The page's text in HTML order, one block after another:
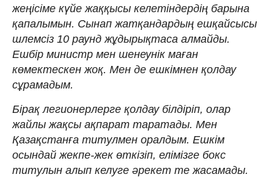
жеңісіме күйе жаққысы келетіндердің барына
қапалымын. Сынап жатқандардың ешқайсысы
шлемсіз 10 раунд жұдырықтаса алмайды.
Ешбір министр мен шенеунік маған
көмектескен жоқ. Мен де ешкімнен қолдау
сұрамадым.
Бірақ легионерлерге қолдау білдіріп, олар
жайлы жақсы ақпарат таратады. Мен
Қазақстанға титулмен оралдым. Ешкім
осындай жекпе-жек өткізіп, елімізге бокс
титулын алып келуге әрекет те жасамады.